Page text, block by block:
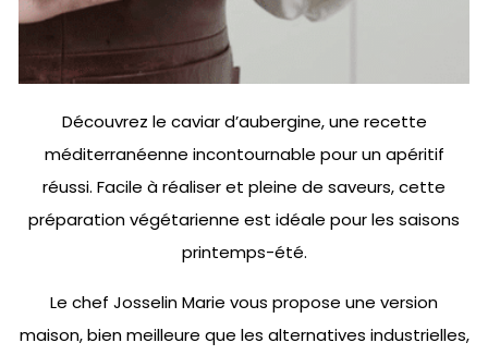
Découvrez le caviar d’aubergine, une recette
méditerranéenne incontournable pour un apéritif
réussi. Facile à réaliser et pleine de saveurs, cette
préparation végétarienne est idéale pour les saisons
printemps-été.
Le chef Josselin Marie vous propose une version
maison, bien meilleure que les alternatives industrielles,